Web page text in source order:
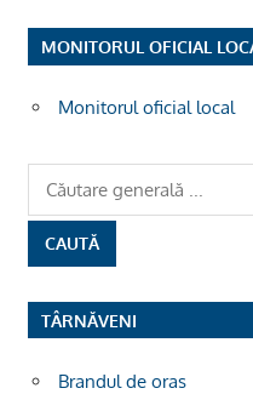
MONITORUL OFICIAL
Monitorul oficial local
TÂRNĂVENI
Brandul de oras